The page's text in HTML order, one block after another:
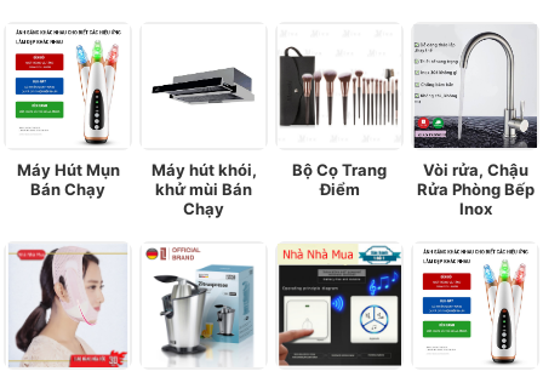
Máy Hút Mụn
Bán Chạy
Máy hút khói,
khử mùi Bán
Chạy
Bộ Cọ Trang
Điểm
Vòi rửa, Chậu
Rửa Phòng Bếp
Inox